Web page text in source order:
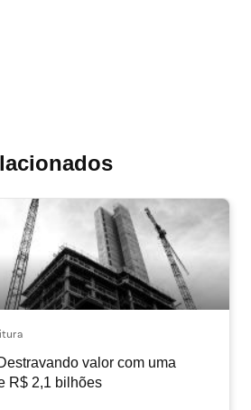
valor com uma
R$ 2,1 bilhões